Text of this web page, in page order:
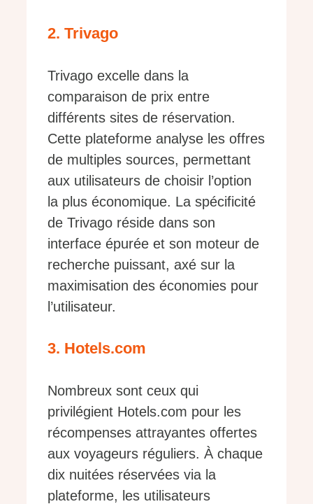
2. Trivago
Trivago excelle dans la
comparaison de prix entre
différents sites de réservation.
Cette plateforme analyse les offres
de multiples sources, permettant
aux utilisateurs de choisir l’option
la plus économique. La spécificité
de Trivago réside dans son
interface épurée et son moteur de
recherche puissant, axé sur la
maximisation des économies pour
l’utilisateur.
3. Hotels.com
Nombreux sont ceux qui
privilégient Hotels.com pour les
récompenses attrayantes offertes
aux voyageurs réguliers. À chaque
dix nuitées réservées via la
plateforme, les utilisateurs